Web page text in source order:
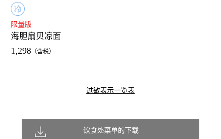
限量版
海胆扇贝凉面
1,298
过敏表示一览表
饮食处菜单的下载